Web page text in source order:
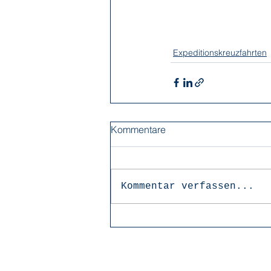
Expeditionskreuzfahrten
Kommentare
Kommentar verfassen...